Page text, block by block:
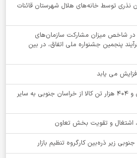
قرص نان نذری توسط خانه‌های هلال شهرستان قائنات
جنوبی در شاخص میزان مشارکت سازمان‌های
پنجمین جشنواره ملی اتفاق، در بین
می یابد
جابه جایی بیش از 2 میلیون و 404 هزار تن کالا از خراسان جنوبی به سایر
اشتغال و تقویت بخش تعاون
زیر ذره‌بین کارگروه تنظیم بازار